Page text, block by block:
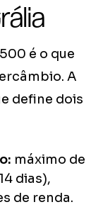
é o que
A
define dois
máximo de
dias),
de renda.